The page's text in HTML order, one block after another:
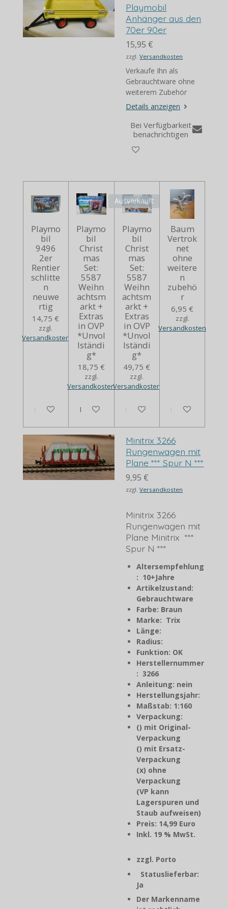
Playmobil
Anhänger aus den
70er 90er
15,95 €
zzgl.Versandkosten
Verkaufe Ihn als
Gebrauchtware ohne
weiterem Zubehör
Details anzeigen
Bei Verfügbarkeit
benachrichtigen
Playmo
bil
9496
2er
Rentier
schlitte
n
neuwe
rtig
14,75 €
zzgl.
Versandkosten
In den Warenkorb
Playmo
bil
Christ
mas
Set:
5587
Weihn
achtsm
arkt +
Extras
in OVP
*Unvol
lständi
g*
18,75 €
zzgl.
Versandkosten
In den Warenkorb
Ausverkauft
Playmo
bil
Christ
mas
Set:
5587
Weihn
achtsm
arkt +
Extras
in OVP
*Unvol
lständi
g*
49,75 €
zzgl.
Versandkosten
Bei Verfügbarkeit
Baum
Vertrok
net
ohne
weitere
n
zubehö
r
6,95 €
zzgl.
Versandkosten
In den
Minitrix 3266
Rungenwagen mit
Plane *** Spur N ***
9,95 €
zzgl.Versandkosten
Minitrix 3266
Rungenwagen mit
Plane Minitrix ***
Spur N ***
Altersempfehlung
: 10+Jahre
Artikelzustand:
Gebrauchtware
Farbe: Braun
Marke: Trix
Länge:
Radius:
Funktion: OK
Herstellernummer
: 3266
Anleitung: nein
Herstellungsjahr:
Maßstab: 1:160
Verpackung:
() mit Original-
Verpackung
() mit Ersatz-
Verpackung
(x) ohne
Verpackung
(VP kann
Lagerspuren und
Staub aufweisen)
Preis: 14,99 Euro
Inkl. 19 % MwSt.
zzgl. Porto
Statuslieferbar:
Ja
Der Markenname